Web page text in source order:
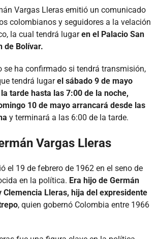
Vargas Lleras emitió un comunicado
colombianos y seguidores a la velación
la cual tendrá lugaren el Palacio San
de Bolívar.
se ha confirmado si tendrá transmisión,
tendrá lugarel sábado 9 de mayo
tarde hasta las 7:00 de la noche,
10 de mayo arrancará desde las
y terminará a las 6:00 de la tarde.
Vargas Lleras
el 19 de febrero de 1962 en el seno de
en la política. Era hijo de Germán
Clemencia Lleras, hija del expresidente
, quien gobernó Colombia entre 1966